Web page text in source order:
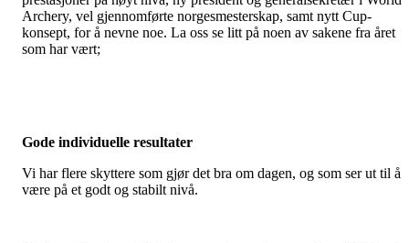
Archery, vel gjennomførte norgesmesterskap, samt nytt Cup-
konsept, for å nevne noe. La oss se litt på noen av sakene fra året
som har vært;
Gode individuelle resultater
Vi har flere skyttere som gjør det bra om dagen, og som ser ut til å
være på et godt og stabilt nivå.